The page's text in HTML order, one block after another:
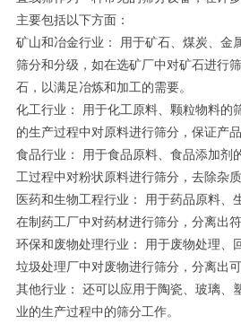
主要包括以下方面：
矿山和冶金行业： 用于矿石、煤炭、金
筛分和分级，如在选矿厂中对矿石进行
石，以满足冶炼和加工的需要。
化工行业： 用于化工原料、颗粒物料的
的生产过程中对原料进行筛分，保证产品
食品行业： 用于食品原料、食品添加剂
工过程中对粉状原料进行筛分，去除杂
医药和生物工程行业： 用于药品原料、
在制药工厂中对药材进行筛分，分离出符
环保和废物处理行业： 用于废物处理、
垃圾处理厂中对废物进行筛分，分离出可
其他行业： 还可以应用于陶瓷、玻璃、
业的生产过程中的筛分工作。